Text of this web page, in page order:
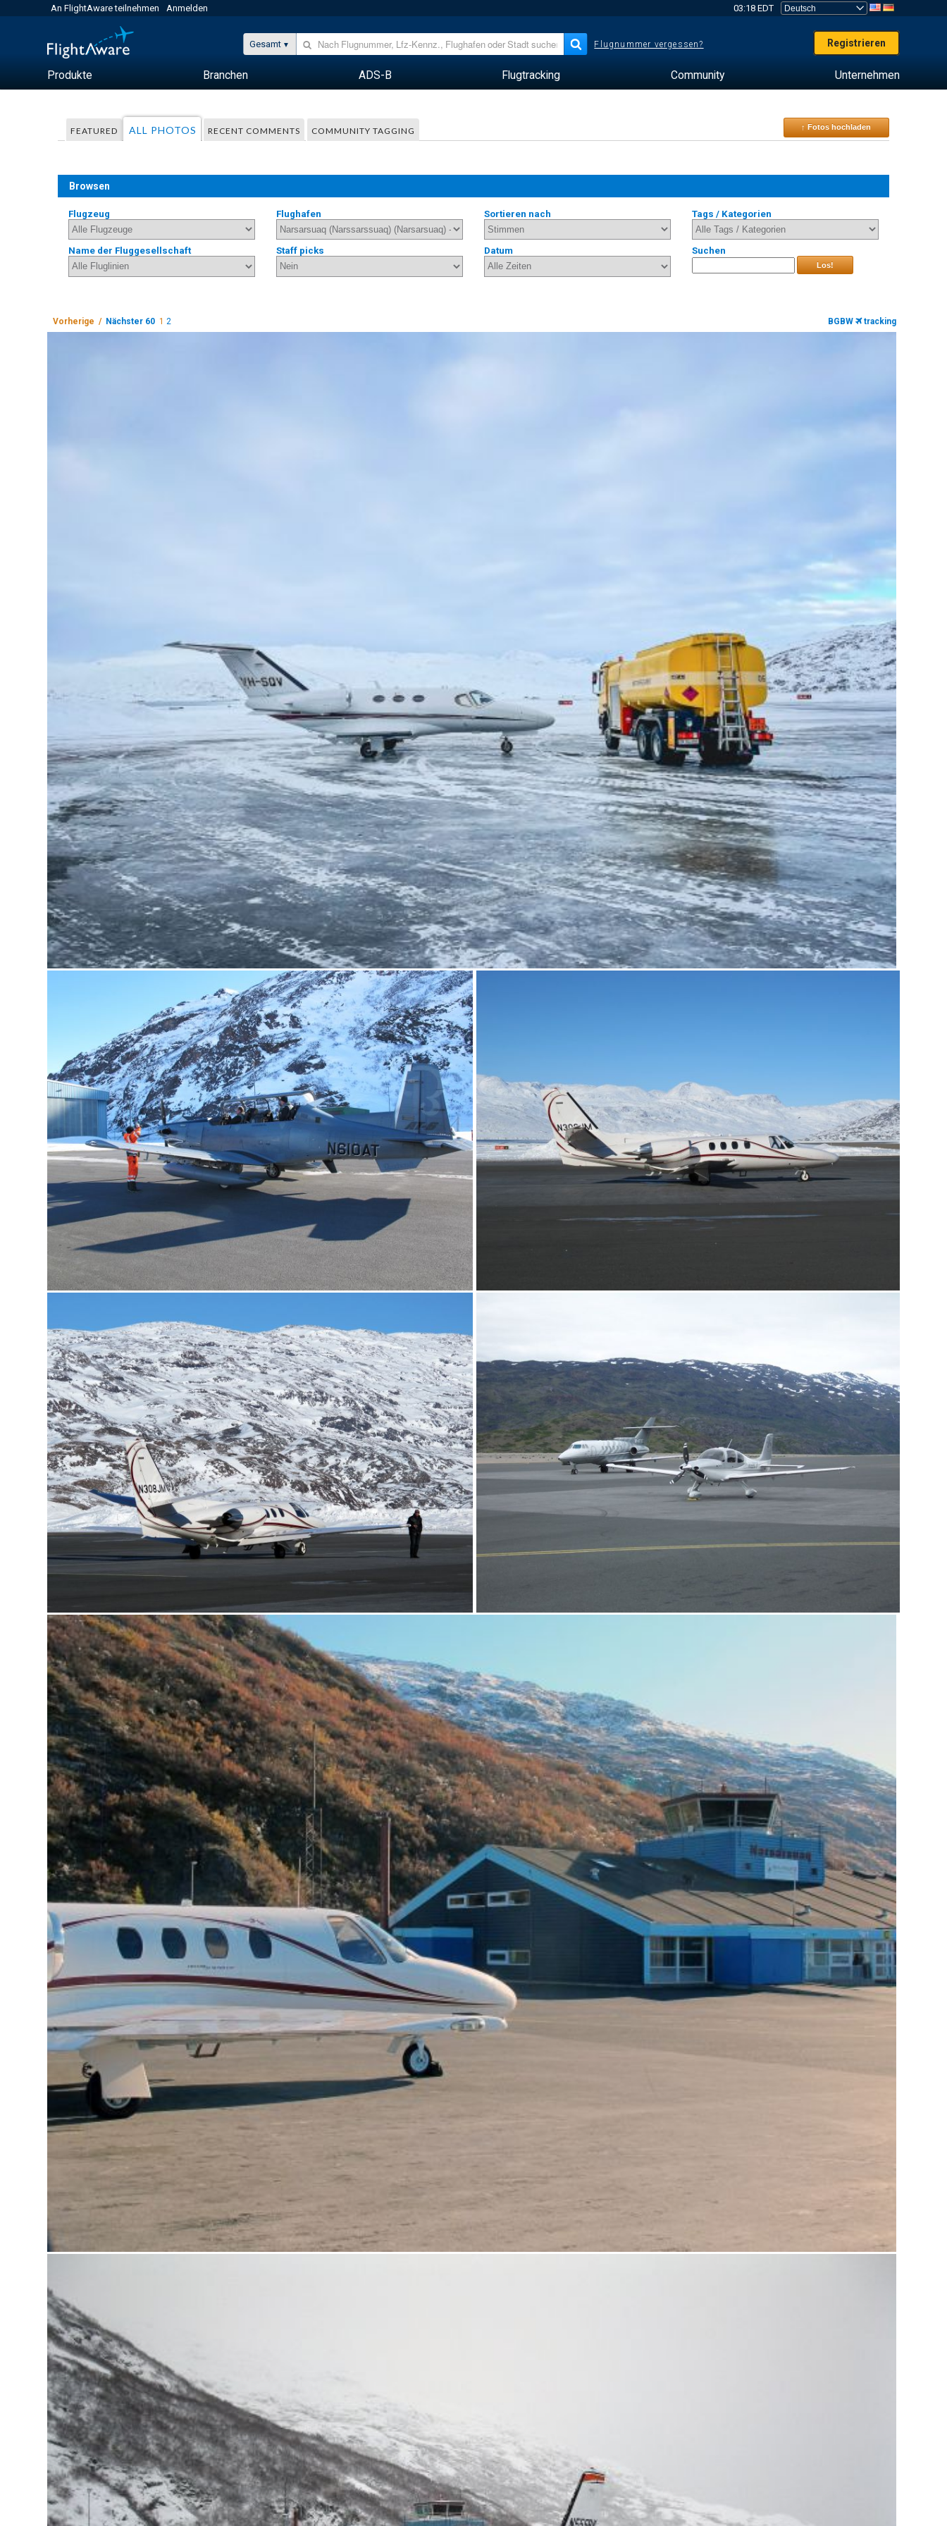
An FlightAware teilnehmen Anmelden 03:18 EDT
Gesamt Flugnummer vergessen? Registrieren
Produkte Branchen ADS-B Flugtracking Community Unternehmen
FEATURED ALL PHOTOS RECENT COMMENTS COMMUNITY TAGGING ↑ Fotos hochladen
Browsen
Flugzeug Flughafen Sortieren nach Tags / Kategorien
Name der Fluggesellschaft Staff picks Datum Suchen
Los!
Vorherige / Nächster 60 1 2 BGBW tracking